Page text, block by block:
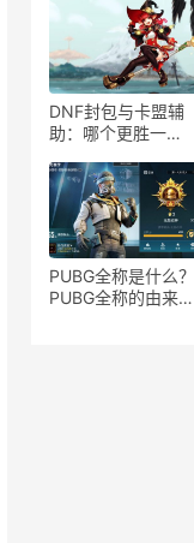
寻找稳定高效的卡
服务
DNF封包与卡盟辅
助：哪个更胜一
盟辅助效果对比
PUBG全称是什么
PUBG全称的由来与